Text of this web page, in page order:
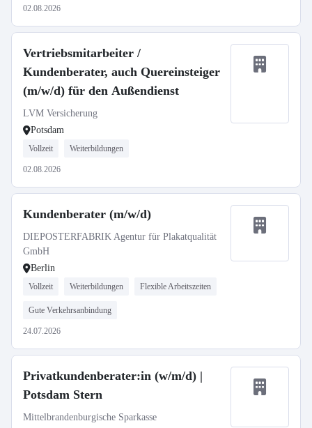
02.08.2026
Vertriebsmitarbeiter /
Kundenberater, auch Quereinsteiger
(m/w/d) für den Außendienst
LVM Versicherung
Potsdam
Vollzeit Weiterbildungen
02.08.2026
Kundenberater (m/w/d)
DIEPOSTERFABRIK Agentur für Plakatqualität
GmbH
Berlin
Vollzeit Weiterbildungen Flexible Arbeitszeiten
Gute Verkehrsanbindung
24.07.2026
Privatkundenberater:in (w/m/d) |
Potsdam Stern
Mittelbrandenburgische Sparkasse